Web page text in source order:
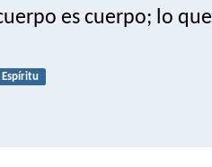
es cuerpo; lo
Espíritu